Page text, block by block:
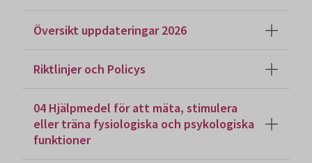
Översikt uppdateringar 2026
Riktlinjer och Policys
04 Hjälpmedel för att mäta, stimulera
eller träna fysiologiska och psykologiska
funktioner